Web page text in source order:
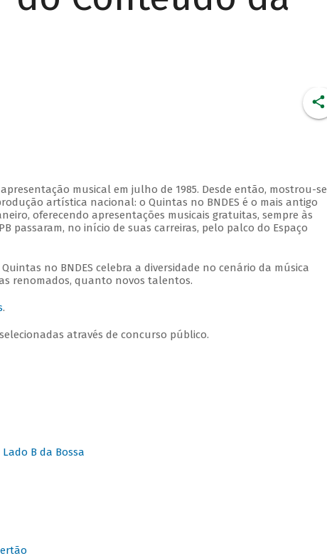
musical em julho de 1985. Desde então, mostrou-se
artística nacional: o Quintas no BNDES é o mais antigo
oferecendo apresentações musicais gratuitas, sempre às
passaram, no início de suas carreiras, pelo palco do Espaço
no BNDES celebra a diversidade no cenário da música
renomados, quanto novos talentos.
.
através de concurso público.
Lado B da Bossa